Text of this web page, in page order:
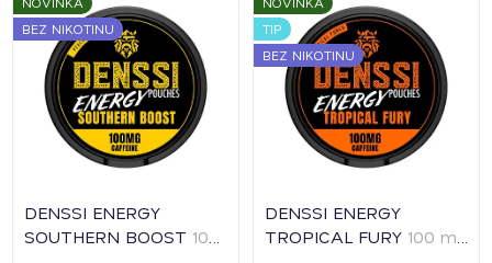
p
ů
p
i
u
BEZ NIKOTINU
DENSSI ENERGY
SOUTHERN BOOST 100
TIP
BEZ NIKOTINU
DENSSI ENERGY
TROPICAL FURY 100 mg